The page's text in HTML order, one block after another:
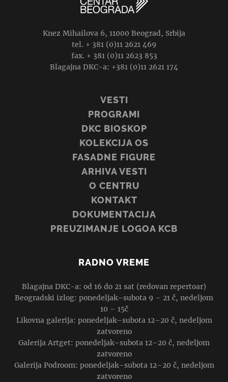
Knez Mihailova 6, 11000 Beograd, Srbija
tel. + 381 (0)11 2621 469
fax. + 381 (0)11 2623 853
Blagajna DKC-a: +381 (0)11 2621 174
VESTI
PROGRAMI
DKC BIOSKOP
KOLEKCIJA OS
FASADNE FIGURE
ARHIVA VESTI
O CENTRU
KONTAKT
DOKUMENTACIJA
PREUZIMANJE LOGOA KCB
RADNO VREME
Blagajna DKC-a: od 16 do 21 sat (redovan repertoar)
Beogradski izlog: ponedeljak–subota 9 – 21 č, nedeljom
10 – 15č
Likovna galerija: ponedeljak–subota 12–20 č, nedeljom
zatvoreno
Galerija Artget: ponedeljak–subota 12–20 č, nedeljom
zatvoreno
Galerija Podroom: ponedeljak–subota 12–20 č, nedeljom
zatvoreno